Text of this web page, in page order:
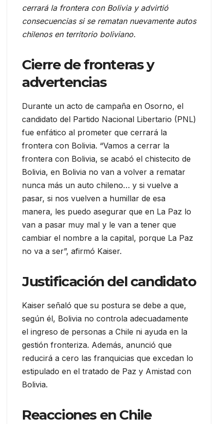
cerrará la frontera con Bolivia y advirtió
consecuencias si se rematan nuevamente autos
chilenos en territorio boliviano.
Cierre de fronteras y
advertencias
Durante un acto de campaña en Osorno, el
candidato del Partido Nacional Libertario (PNL)
fue enfático al prometer que cerrará la
frontera con Bolivia. “Vamos a cerrar la
frontera con Bolivia, se acabó el chistecito de
Bolivia, en Bolivia no van a volver a rematar
nunca más un auto chileno… y si vuelve a
pasar, si nos vuelven a humillar de esa
manera, les puedo asegurar que en La Paz lo
van a pasar muy mal y le van a tener que
cambiar el nombre a la capital, porque La Paz
no va a ser”, afirmó Kaiser.
Justificación del candidato
Kaiser señaló que su postura se debe a que,
según él, Bolivia no controla adecuadamente
el ingreso de personas a Chile ni ayuda en la
gestión fronteriza. Además, anunció que
reducirá a cero las franquicias que excedan lo
estipulado en el tratado de Paz y Amistad con
Bolivia.
Reacciones en Chile